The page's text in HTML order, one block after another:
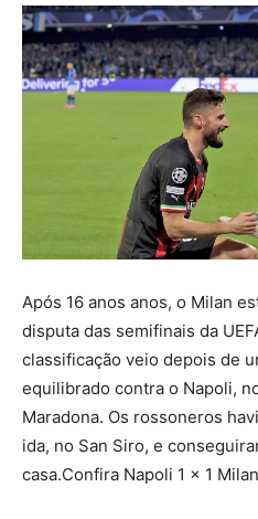
Após 16 anos anos, o Milan
disputa das semifinais da
classificação veio depois de
equilibrado contra o Napoli,
Maradona. Os rossoneros
ida, no San Siro, e
casa.Confira Napoli 1 x 1 Milan